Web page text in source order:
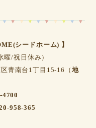
シードホーム) 】
/祝日休み）
青南台1丁目15-16（ 地
4700
958-365